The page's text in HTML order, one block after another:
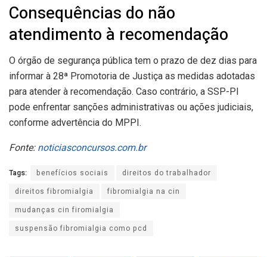
Consequências do não
atendimento à recomendação
O órgão de segurança pública tem o prazo de dez dias para
informar à 28ª Promotoria de Justiça as medidas adotadas
para atender à recomendação. Caso contrário, a SSP-PI
pode enfrentar sanções administrativas ou ações judiciais,
conforme advertência do MPPI.
Fonte: noticiasconcursos.com.br
Tags: benefícios sociais
direitos do trabalhador
direitos fibromialgia
fibromialgia na cin
mudanças cin firomialgia
suspensão fibromialgia como pcd